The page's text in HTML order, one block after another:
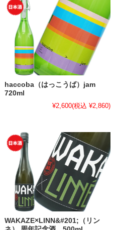
haccoba（はっこうば）jam
720ml
¥2,600(税込 ¥2,860)
WAKAZE×LINN&#201;（リン